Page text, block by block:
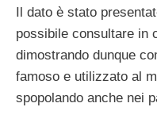
Il dato è stato
possibile consultare in
dimostrando dunque
famoso e utilizzato al
spopolando anche nei